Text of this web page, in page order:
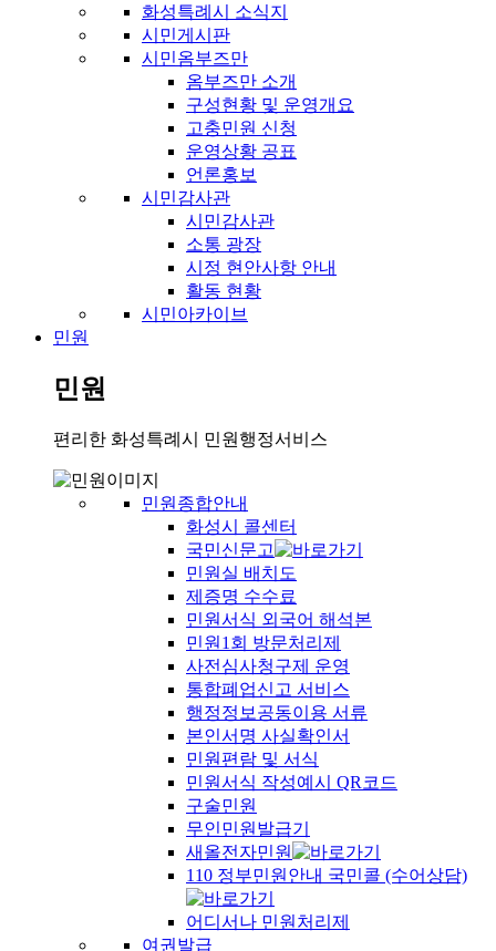
화성특례시 소식지
시민게시판
시민옴부즈만
옴부즈만 소개
구성현황 및 운영개요
고충민원 신청
운영상황 공표
언론홍보
시민감사관
시민감사관
소통 광장
시정 현안사항 안내
활동 현황
시민아카이브
민원
민원
편리한 화성특례시 민원행정서비스
민원종합안내
화성시 콜센터
국민신문고
민원실 배치도
제증명 수수료
민원서식 외국어 해석본
민원1회 방문처리제
사전심사청구제 운영
통합폐업신고 서비스
행정정보공동이용 서류
본인서명 사실확인서
민원편람 및 서식
민원서식 작성예시 QR코드
구술민원
무인민원발급기
새올전자민원
110 정부민원안내 국민콜 (수어상담)
어디서나 민원처리제
여권발급